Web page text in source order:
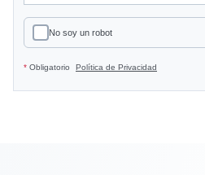
No soy un robot
* Obligatorio Política de Privacidad